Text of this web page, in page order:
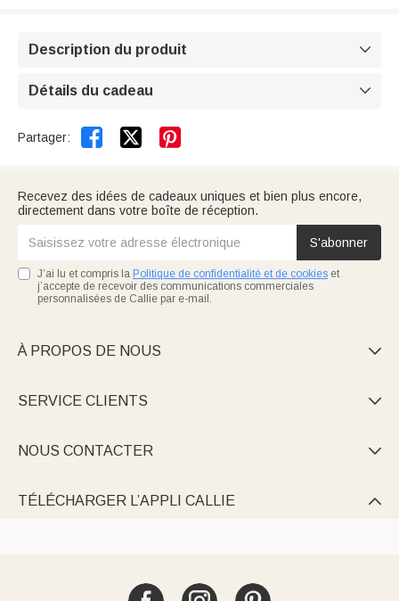
Description du produit 
Détails du cadeau 
Partager:  
Recevez des idées de cadeaux uniques et bien plus encore,
directement dans votre boîte de réception.
S'abonner
J’ai lu et compris la Politique de confidentialité et de cookies et
j’accepte de recevoir des communications commerciales
personnalisées de Callie par e-mail.
À PROPOS DE NOUS 
SERVICE CLIENTS 
NOUS CONTACTER 
TÉLÉCHARGER L’APPLI CALLIE 